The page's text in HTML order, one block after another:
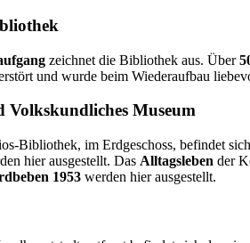
zeichnet die Bibliothek aus. Über
und wurde beim Wiederaufbau
Volkskundliches Museum
Bibliothek, im Erdgeschoss, befindet
hier ausgestellt. Das Alltagsleben der
1953 werden hier ausgestellt.